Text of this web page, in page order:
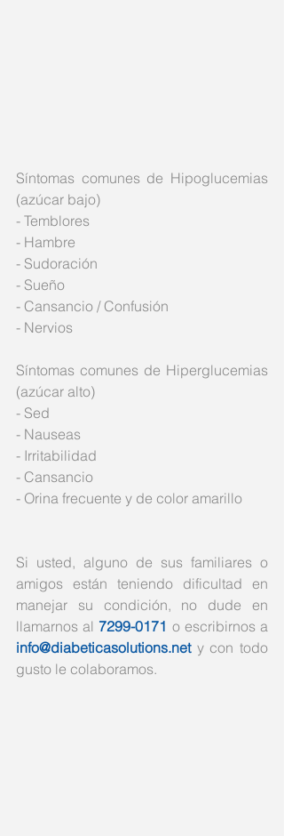
Síntomas comunes de Hipoglucemias
(azúcar bajo)
- Temblores
- Hambre
- Sudoración
- Sueño
- Cansancio / Confusión
- Nervios
Síntomas comunes de Hiperglucemias
(azúcar alto)
- Sed
- Nauseas
- Irritabilidad
- Cansancio
- Orina frecuente y de color amarillo
Si usted, alguno de sus familiares o
amigos están teniendo dificultad en
manejar su condición, no dude en
llamarnos al 7299-0171
info@diabeticasolutions.net y con todo
gusto le colaboramos.